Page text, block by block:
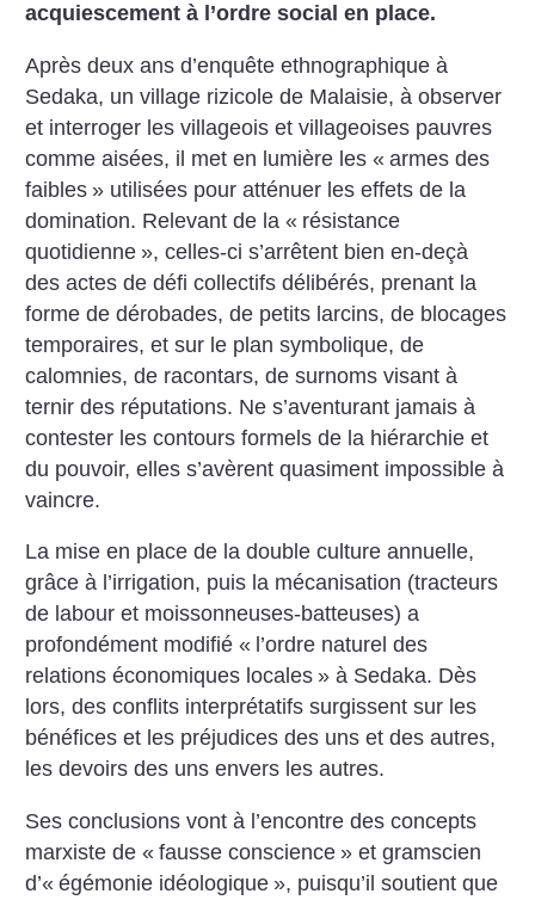
acquiescement à l’ordre social en place.
Après deux ans d’enquête ethnographique à
Sedaka, un village rizicole de Malaisie, à observer
et interroger les villageois et villageoises pauvres
comme aisées, il met en lumière les « armes des
faibles » utilisées pour atténuer les effets de la
domination. ­Relevant de la « résistance
quotidienne », celles-ci s’arrêtent bien en-deçà
des actes de défi collectifs délibérés, prenant la
forme de dérobades, de petits larcins, de blocages
temporaires, et sur le plan symbolique, de
calomnies, de racontars, de surnoms visant à
ternir des réputations. Ne s’aventurant jamais à
contester les contours formels de la hiérarchie et
du pouvoir, elles s’avèrent quasiment impossible à
vaincre.
La mise en place de la double culture annuelle,
grâce à l’irrigation, puis la mécanisation (tracteurs
de labour et moissonneuses-batteuses) a
profondément modifié « l’ordre naturel des
relations économiques locales » à Sedaka. Dès
lors, des conflits interprétatifs surgissent sur les
bénéfices et les préjudices des uns et des autres,
les devoirs des uns envers les autres.
Ses conclusions vont à l’encontre des concepts
marxiste de « fausse conscience » et gramscien
d’« égémonie idéologique », puisqu’il soutient que